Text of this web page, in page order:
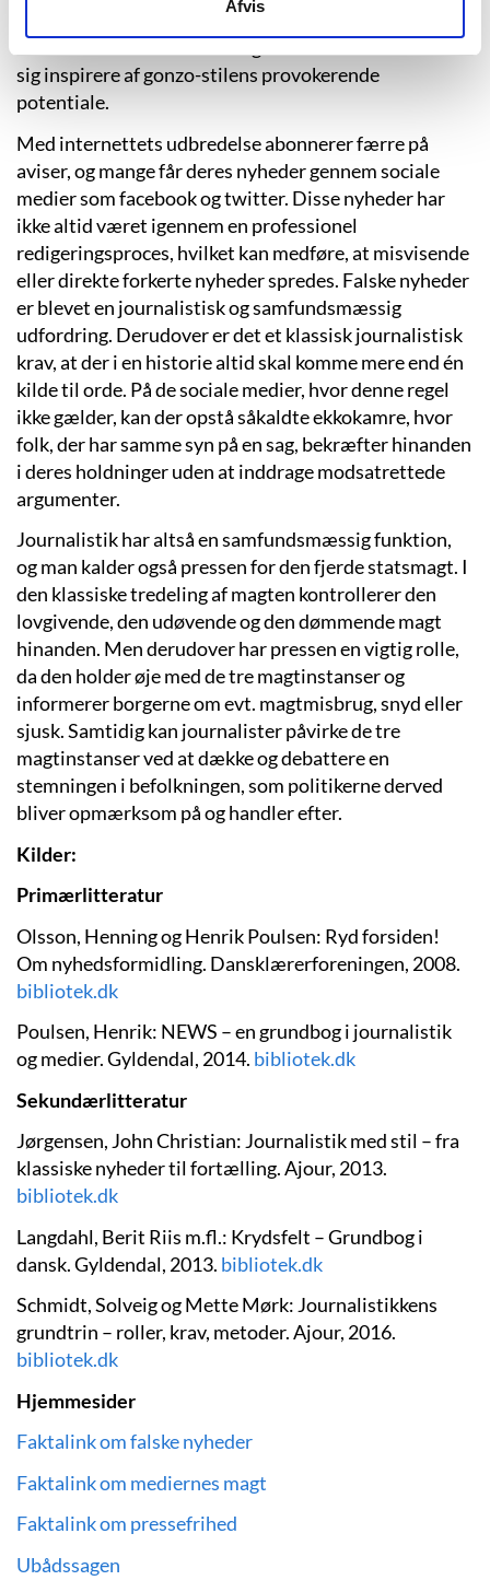
Afvis
boksning og den amerikanske valgkamp. Danske
sig inspirere af gonzo-stilens provokerende
potentiale.
Med internettets udbredelse abonnerer færre på
aviser, og mange får deres nyheder gennem sociale
medier som facebook og twitter. Disse nyheder har
ikke altid været igennem en professionel
redigeringsproces, hvilket kan medføre, at misvisende
eller direkte forkerte nyheder spredes. Falske nyheder
er blevet en journalistisk og samfundsmæssig
udfordring. Derudover er det et klassisk journalistisk
krav, at der i en historie altid skal komme mere end én
kilde til orde. På de sociale medier, hvor denne regel
ikke gælder, kan der opstå såkaldte ekkokamre, hvor
folk, der har samme syn på en sag, bekræfter hinanden
i deres holdninger uden at inddrage modsatrettede
argumenter.
Journalistik har altså en samfundsmæssig funktion,
og man kalder også pressen for den fjerde statsmagt. I
den klassiske tredeling af magten kontrollerer den
lovgivende, den udøvende og den dømmende magt
hinanden. Men derudover har pressen en vigtig rolle,
da den holder øje med de tre magtinstanser og
informerer borgerne om evt. magtmisbrug, snyd eller
sjusk. Samtidig kan journalister påvirke de tre
magtinstanser ved at dække og debattere en
stemningen i befolkningen, som politikerne derved
bliver opmærksom på og handler efter.
Kilder:
Primærlitteratur
Olsson, Henning og Henrik Poulsen: Ryd forsiden!
Om nyhedsformidling. Dansklærerforeningen, 2008.
bibliotek.dk
Poulsen, Henrik: NEWS – en grundbog i journalistik
og medier. Gyldendal, 2014. bibliotek.dk
Sekundærlitteratur
Jørgensen, John Christian: Journalistik med stil – fra
klassiske nyheder til fortælling. Ajour, 2013.
bibliotek.dk
Langdahl, Berit Riis m.fl.: Krydsfelt – Grundbog i
dansk. Gyldendal, 2013. bibliotek.dk
Schmidt, Solveig og Mette Mørk: Journalistikkens
grundtrin – roller, krav, metoder. Ajour, 2016.
bibliotek.dk
Hjemmesider
Faktalink om falske nyheder
Faktalink om mediernes magt
Faktalink om pressefrihed
Ubådssagen